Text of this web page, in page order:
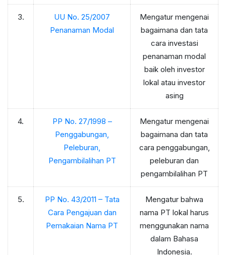
3.
UU No. 25/2007
Penanaman Modal
Mengatur mengenai
bagaimana dan tata
cara investasi
penanaman modal
baik oleh investor
lokal atau investor
asing
4.
PP No. 27/1998 –
Penggabungan,
Peleburan,
Pengambilalihan PT
Mengatur mengenai
bagaimana dan tata
cara penggabungan,
peleburan dan
pengambilalihan PT
5.
PP No. 43/2011 – Tata
Cara Pengajuan dan
Pemakaian Nama PT
Mengatur bahwa
nama PT lokal harus
menggunakan nama
dalam Bahasa
Indonesia.